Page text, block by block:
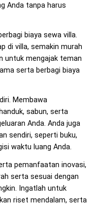
Anda tanpa harus
biaya sewa villa.
di villa, semakin murah
untuk mengajak teman
serta berbagi biaya
Membawa
sabun, serta
Anda. Anda juga
sendiri, seperti buku,
waktu luang Anda.
pemanfaatan inovasi,
serta sesuai dengan
Ingatlah untuk
riset mendalam, serta